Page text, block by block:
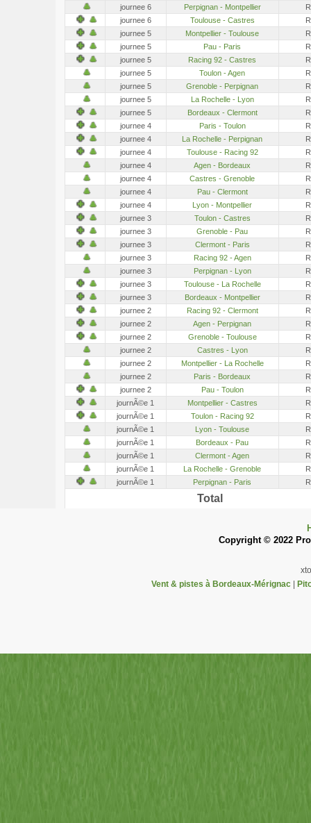
journee 6
Perpignan - Montpellier
journee 6
Toulouse - Castres
journee 5
Montpellier - Toulouse
journee 5
Pau - Paris
journee 5
Racing 92 - Castres
journee 5
Toulon - Agen
journee 5
Grenoble - Perpignan
journee 5
La Rochelle - Lyon
journee 5
Bordeaux - Clermont
journee 4
Paris - Toulon
journee 4
La Rochelle - Perpignan
journee 4
Toulouse - Racing 92
journee 4
Agen - Bordeaux
journee 4
Castres - Grenoble
journee 4
Pau - Clermont
journee 4
Lyon - Montpellier
journee 3
Toulon - Castres
journee 3
Grenoble - Pau
journee 3
Clermont - Paris
journee 3
Racing 92 - Agen
journee 3
Perpignan - Lyon
journee 3
Toulouse - La Rochelle
journee 3
Bordeaux - Montpellier
journee 2
Racing 92 - Clermont
journee 2
Agen - Perpignan
journee 2
Grenoble - Toulouse
journee 2
Castres - Lyon
journee 2
Montpellier - La Rochelle
journee 2
Paris - Bordeaux
journee 2
Pau - Toulon
journÃ©e 1
Montpellier - Castres
journÃ©e 1
Toulon - Racing 92
journÃ©e 1
Lyon - Toulouse
journÃ©e 1
Bordeaux - Pau
journÃ©e 1
Clermont - Agen
journÃ©e 1
La Rochelle - Grenoble
journÃ©e 1
Perpignan - Paris
Total
Copyright © 2022
Vent & pistes à Bordeaux-Mérignac|